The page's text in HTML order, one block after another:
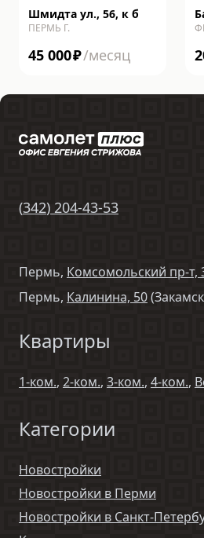
Шмидта ул., 56, к б
ПЕРМЬ Г.
45 000₽/месяц
(342) 204-43-53
Пермь, Комсомольский пр-т,
Пермь, Калинина, 50
Квартиры
1-ком., 2-ком., 3-ком., 4-ком.,
Категории
Новостройки
Новостройки в Перми
Новостройки в Санкт-